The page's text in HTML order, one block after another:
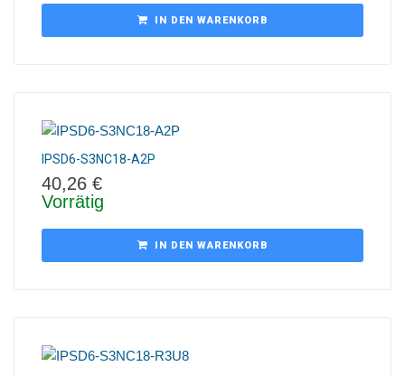
IN DEN WARENKORB
IPSD6-S3NC18-A2P
40,26 €
Vorrätig
IN DEN WARENKORB